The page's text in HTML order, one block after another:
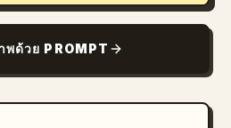
พด้วย PROMPT